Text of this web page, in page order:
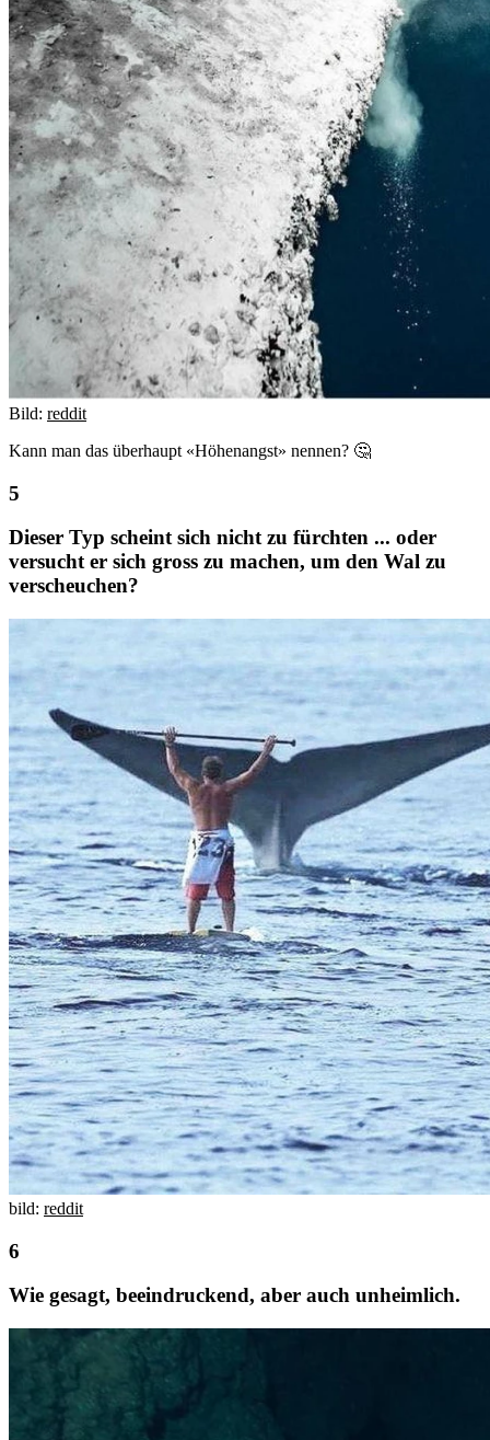
Bild: reddit
Kann man das überhaupt «Höhenangst» nennen? 🤔
Dieser Typ scheint sich nicht zu fürchten ... oder
versucht er sich gross zu machen, um den Wal zu
verscheuchen?
bild: reddit
Wie gesagt, beeindruckend, aber auch unheimlich.